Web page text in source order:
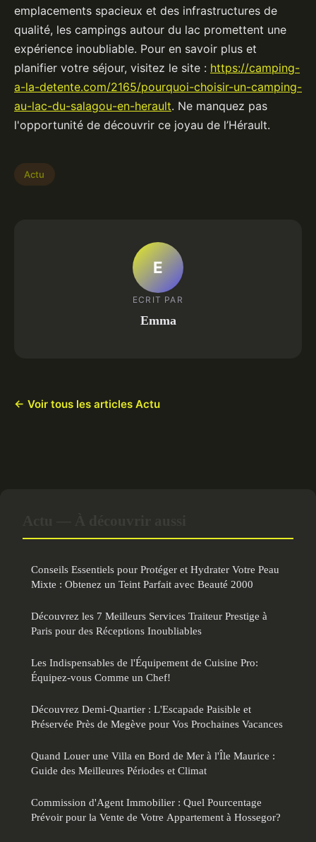
emplacements spacieux et des infrastructures de
qualité, les campings autour du lac promettent une
expérience inoubliable. Pour en savoir plus et
planifier votre séjour, visitez le site : https://camping-
a-la-detente.com/2165/pourquoi-choisir-un-camping-
au-lac-du-salagou-en-herault. Ne manquez pas
l'opportunité de découvrir ce joyau de l’Hérault.
Actu
E
ECRIT PAR
Emma
← Voir tous les articles Actu
Conseils Essentiels pour Protéger et Hydrater Votre Peau
Mixte : Obtenez un Teint Parfait avec Beauté 2000
Découvrez les 7 Meilleurs Services Traiteur Prestige à
Paris pour des Réceptions Inoubliables
Les Indispensables de l'Équipement de Cuisine Pro:
Équipez-vous Comme un Chef!
Découvrez Demi-Quartier : L'Escapade Paisible et
Préservée Près de Megève pour Vos Prochaines Vacances
Quand Louer une Villa en Bord de Mer à l'Île Maurice :
Guide des Meilleures Périodes et Climat
Commission d'Agent Immobilier : Quel Pourcentage
Prévoir pour la Vente de Votre Appartement à Hossegor?